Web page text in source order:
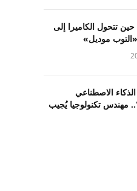
تتحول الكاميرا إلى
موديل»
الاصطناعي
مهندس تكنولوجيا يُجيب